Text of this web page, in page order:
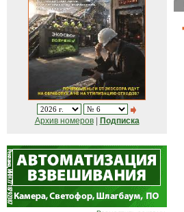
Архив номеров| Подписка